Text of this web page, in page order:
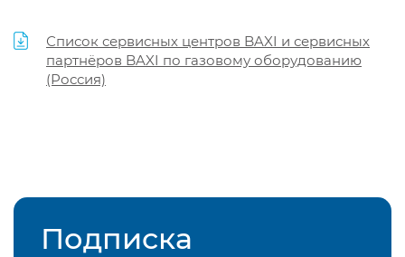
Список сервисных центров BAXI и сервисных
партнёров BAXI по газовому оборудованию
(Россия)
Подписка